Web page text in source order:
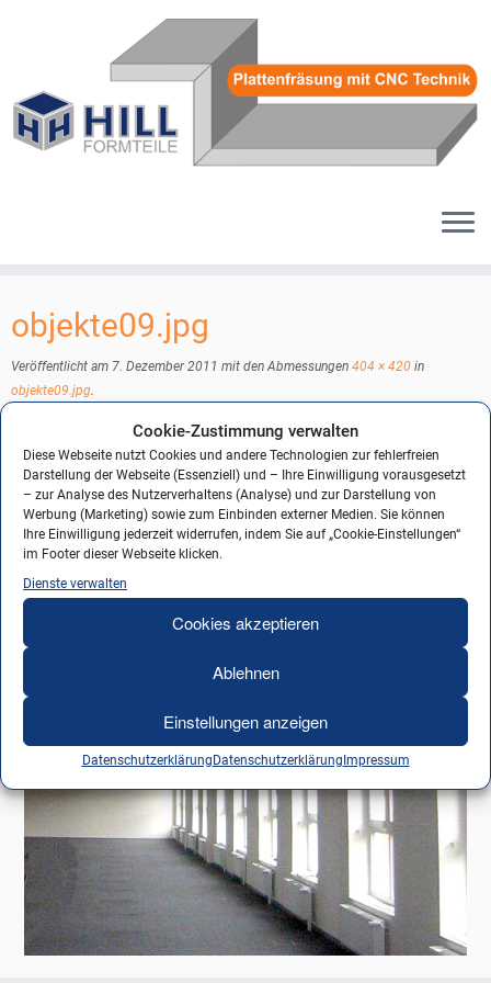
Cookie-Zustimmung verwalten
Diese Webseite nutzt Cookies und andere Technologien zur fehlerfreien
Darstellung der Webseite (Essenziell) und – Ihre Einwilligung vorausgesetzt
– zur Analyse des Nutzerverhaltens (Analyse) und zur Darstellung von
Werbung (Marketing) sowie zum Einbinden externer Medien. Sie können
Ihre Einwilligung jederzeit widerrufen, indem Sie auf „Cookie-Einstellungen“
im Footer dieser Webseite klicken.
Dienste verwalten
Cookies akzeptieren
Ablehnen
Einstellungen anzeigen
Datenschutzerklärung Datenschutzerklärung Impressum
Inhalt
springen
objekte09.jpg
Veröffentlicht am 7. Dezember 2011 mit den Abmessungen 404 × 420 in
objekte09.jpg
← Vorheriges Nächstes →